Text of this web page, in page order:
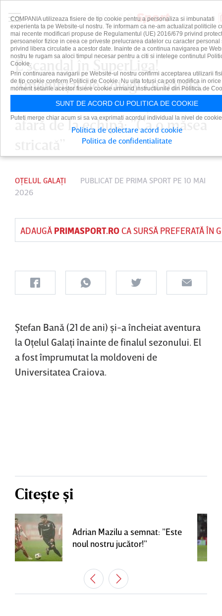
E scandal în SuperLiga!
Ameninţat de colegi cu bătaia,
insultat de un oficial şi dat
afară de la echipă: ”Ca o măsea
OȚELUL GALAȚI PUBLICAT DE PRIMA SPORT PE 10 MAI
2026
ADAUGĂ PRIMASPORT.ROCA SURSĂ PREFERATĂ ÎN
Ştefan Bană (21 de ani) şi-a încheiat aventura
la Oţelul Galaţi înainte de finalul sezonului. El
a fost împrumutat la moldoveni de
Universitatea Craiova.
Citește și
Adrian Mazilu a semnat: ”Este
noul nostru jucător!”
COMPANIA utilizeaza fisiere de tip cookie pentru a personaliza si imbunatati
experienta ta pe Website-ul nostru. Te informam ca ne-am actualizat politicile
mai recente modificari propuse de Regulamentul (UE) 2016/679 privind
persoanelor fizice in ceea ce priveste prelucrarea datelor cu caracter personal
privind libera circulatie a acestor date. Inainte de a continua navigarea pe
nostru te rugam sa aloci timpul necesar pentru a citi si intelege continutul
Cookie.
Prin continuarea navigarii pe Website-ul nostru confirmi acceptarea utilizarii
de tip cookie conform Politicii de Cookie. Nu uita totusi ca poti modifica in orice
moment setarile acestor fisiere cookie urmand instructiunile din Politica de
SUNT DE ACORD CU POLITICA DE COOKIE
Puteti merge chiar acum si sa va exprimati acordul individual la nivel de
Politica de colectare acord cookie
Politica de confidentialitate